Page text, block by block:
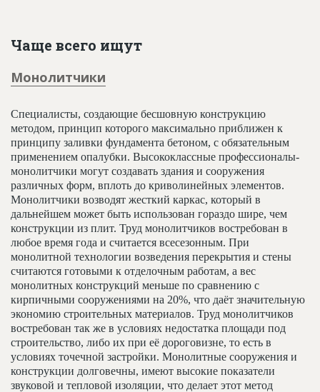
Чаще всего ищут
Монолитчики
Специалисты, создающие бесшовную конструкцию
методом, принцип которого максимально приближен к
принципу заливки фундамента бетоном, с обязательным
применением опалубки. Высококлассные профессионалы-
монолитчики могут создавать здания и сооружения
различных форм, вплоть до криволинейных элементов.
Монолитчики возводят жесткий каркас, который в
дальнейшем может быть использован гораздо шире, чем
конструкции из плит. Труд монолитчиков востребован в
любое время года и считается всесезонным. При
монолитной технологии возведения перекрытия и стены
считаются готовыми к отделочным работам, а вес
монолитных конструкций меньше по сравнению с
кирпичными сооружениями на 20%, что даёт значительную
экономию строительных материалов. Труд монолитчиков
востребован так же в условиях недостатка площади под
строительство, либо их при её дороговизне, то есть в
условиях точечной застройки. Монолитные сооружения и
конструкции долговечны, имеют высокие показатели
звуковой и тепловой изоляции, что делает этот метод